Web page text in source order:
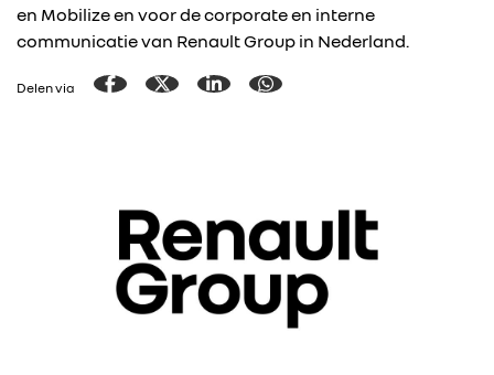
en Mobilize en voor de corporate en interne
communicatie van Renault Group in Nederland.
Delen via